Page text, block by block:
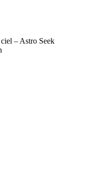
– Astro Seek⁠⁠